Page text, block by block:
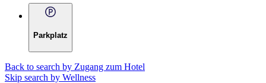
Parkplatz
Back to search by Zugang zum Hotel
Skip search by Wellness